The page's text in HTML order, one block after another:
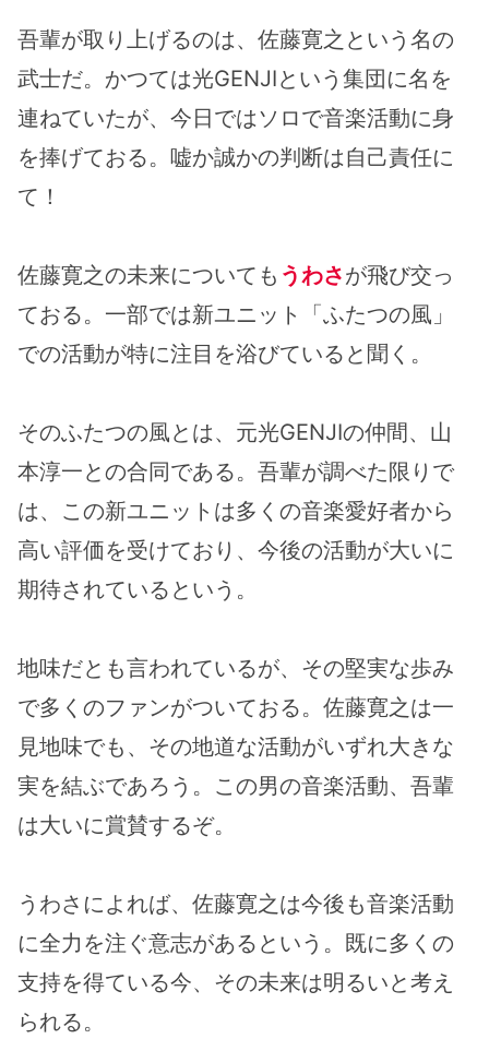
吾輩が取り上げるのは、佐藤寛之という名の
武士だ。かつては光GENJIという集団に名を
連ねていたが、今日ではソロで音楽活動に身
を捧げておる。嘘か誠かの判断は自己責任に
て！
佐藤寛之の未来についても うわさが飛び交っ
ておる。一部では新ユニット「ふたつの風」
での活動が特に注目を浴びていると聞く。
そのふたつの風とは、元光GENJIの仲間、山
本淳一との合同である。吾輩が調べた限りで
は、この新ユニットは多くの音楽愛好者から
高い評価を受けており、今後の活動が大いに
期待されているという。
地味だとも言われているが、その堅実な歩み
で多くのファンがついておる。佐藤寛之は一
見地味でも、その地道な活動がいずれ大きな
実を結ぶであろう。この男の音楽活動、吾輩
は大いに賞賛するぞ。
うわさによれば、佐藤寛之は今後も音楽活動
に全力を注ぐ意志があるという。既に多くの
支持を得ている今、その未来は明るいと考え
られる。